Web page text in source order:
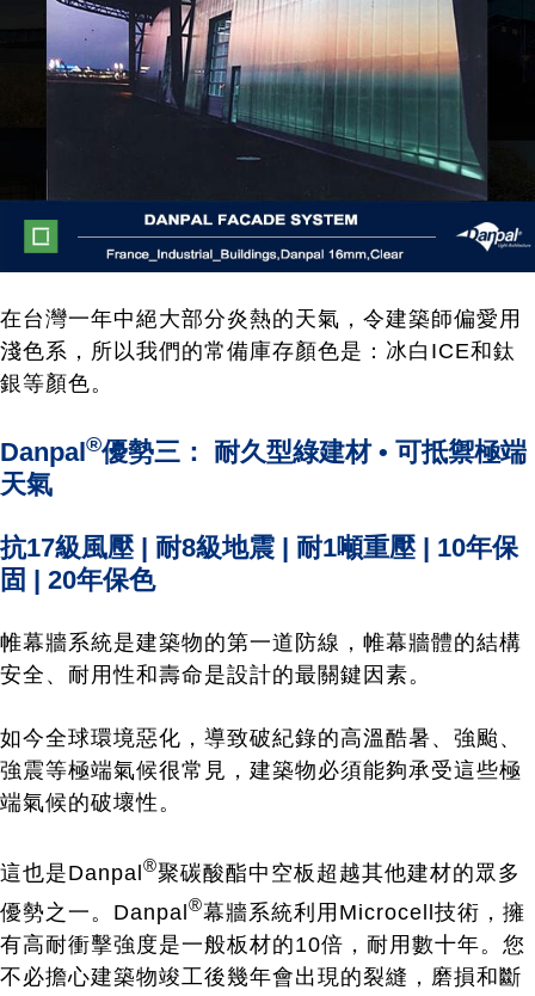
在台灣一年中絕大部分炎熱的天氣，令建築師偏愛用
淺色系，所以我們的常備庫存顏色是：冰白ICE和鈦
銀等顏色。
Danpal ®優勢三： 耐久型綠建材 • 可抵禦極端
天氣
抗17級風壓 | 耐8級地震 | 耐1噸重壓 | 10年保
固 | 20年保色
帷幕牆系統是建築物的第一道防線，帷幕牆體的結構
安全、耐用性和壽命是設計的最關鍵因素。
如今全球環境惡化，導致破紀錄的高溫酷暑、強颱、
強震等極端氣候很常見，建築物必須能夠承受這些極
端氣候的破壞性。
這也是Danpal ®聚碳酸酯中空板超越其他建材的眾多
優勢之一。Danpal ®幕牆系統利用Microcell技術，擁
有高耐衝擊強度是一般板材的10倍，耐用數十年。您
不必擔心建築物竣工後幾年會出現的裂縫，磨損和斷